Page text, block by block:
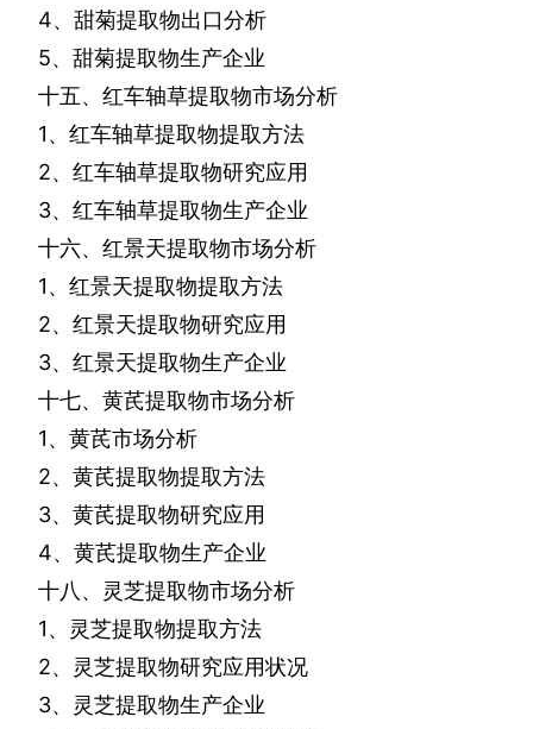
4、甜菊提取物出口分析
5、甜菊提取物生产企业
十五、红车轴草提取物市场分析
1、红车轴草提取物提取方法
2、红车轴草提取物研究应用
3、红车轴草提取物生产企业
十六、红景天提取物市场分析
1、红景天提取物提取方法
2、红景天提取物研究应用
3、红景天提取物生产企业
十七、黄芪提取物市场分析
1、黄芪市场分析
2、黄芪提取物提取方法
3、黄芪提取物研究应用
4、黄芪提取物生产企业
十八、灵芝提取物市场分析
1、灵芝提取物提取方法
2、灵芝提取物研究应用状况
3、灵芝提取物生产企业